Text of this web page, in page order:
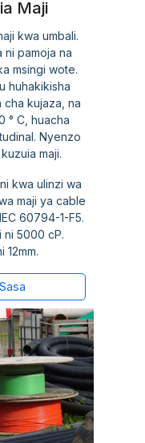
Maji
kwa umbali.
ni pamoja na
msingi wote.
huhakikisha
cha kujaza, na
° C, huacha
Nyenzo
maji.
kwa ulinzi wa
maji ya cable
60794-1-F5.
ni 5000 cP.